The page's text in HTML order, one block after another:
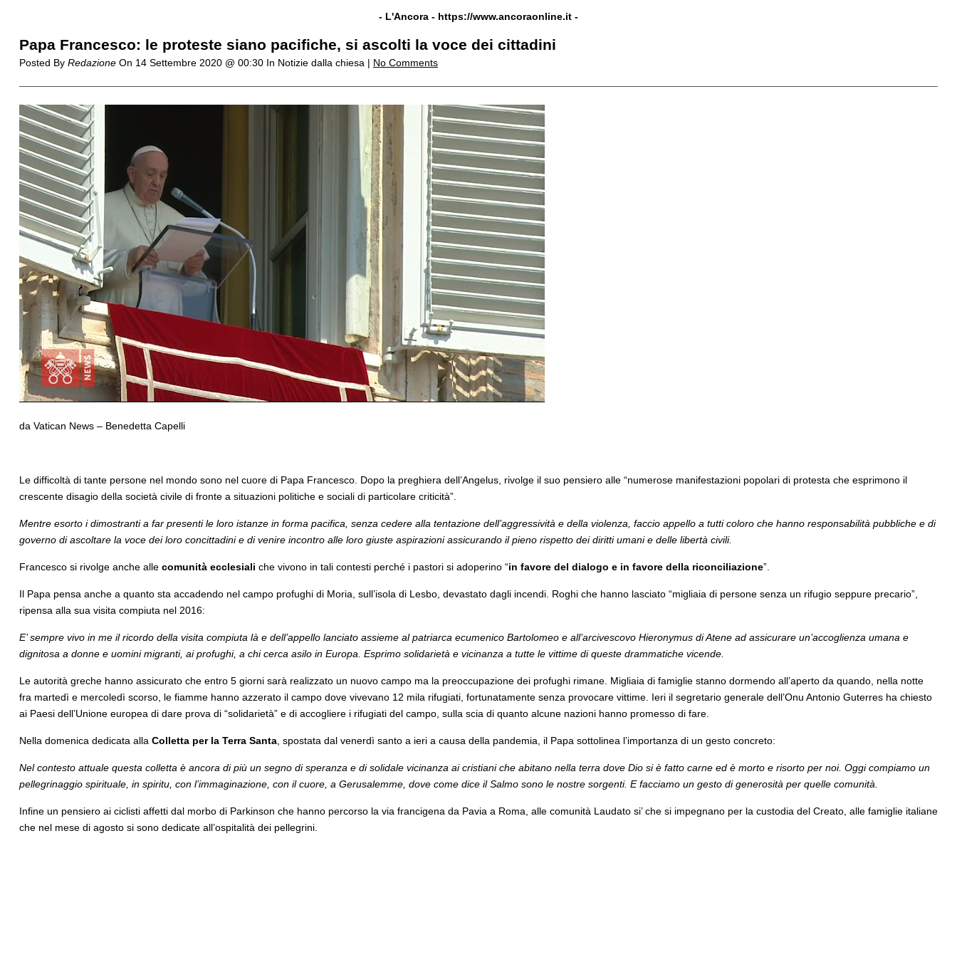
- L'Ancora - https://www.ancoraonline.it -
Papa Francesco: le proteste siano pacifiche, si ascolti la voce dei cittadini
Posted By RedazioneOn 14 Settembre 2020 @ 00:30 In Notizie dalla chiesa | No Comments
da Vatican News – Benedetta Capelli
Le difficoltà di tante persone nel mondo sono nel cuore di Papa Francesco. Dopo la preghiera dell’Angelus, rivolge il suo pensiero alle “numerose manifestazioni popolari di protesta che esprimono il
crescente disagio della società civile di fronte a situazioni politiche e sociali di particolare criticità”.
Mentre esorto i dimostranti a far presenti le loro istanze in forma pacifica, senza cedere alla tentazione dell’aggressività e della violenza, faccio appello a tutti coloro che hanno responsabilità pubbliche e di
governo di ascoltare la voce dei loro concittadini e di venire incontro alle loro giuste aspirazioni assicurando il pieno rispetto dei diritti umani e delle libertà civili.
Francesco si rivolge anche alle comunità ecclesiali che vivono in tali contesti perché i pastori si adoperino “in favore del dialogo e in favore della riconciliazione”.
Il Papa pensa anche a quanto sta accadendo nel campo profughi di Moria, sull’isola di Lesbo, devastato dagli incendi. Roghi che hanno lasciato “migliaia di persone senza un rifugio seppure precario”,
ripensa alla sua visita compiuta nel 2016:
E’ sempre vivo in me il ricordo della visita compiuta là e dell’appello lanciato assieme al patriarca ecumenico Bartolomeo e all’arcivescovo Hieronymus di Atene ad assicurare un’accoglienza umana e
dignitosa a donne e uomini migranti, ai profughi, a chi cerca asilo in Europa. Esprimo solidarietà e vicinanza a tutte le vittime di queste drammatiche vicende.
Le autorità greche hanno assicurato che entro 5 giorni sarà realizzato un nuovo campo ma la preoccupazione dei profughi rimane. Migliaia di famiglie stanno dormendo all’aperto da quando, nella notte
fra martedì e mercoledì scorso, le fiamme hanno azzerato il campo dove vivevano 12 mila rifugiati, fortunatamente senza provocare vittime. Ieri il segretario generale dell’Onu Antonio Guterres ha chiesto
ai Paesi dell’Unione europea di dare prova di “solidarietà” e di accogliere i rifugiati del campo, sulla scia di quanto alcune nazioni hanno promesso di fare.
Nella domenica dedicata alla Colletta per la Terra Santa, spostata dal venerdì santo a ieri a causa della pandemia, il Papa sottolinea l’importanza di un gesto concreto:
Nel contesto attuale questa colletta è ancora di più un segno di speranza e di solidale vicinanza ai cristiani che abitano nella terra dove Dio si è fatto carne ed è morto e risorto per noi. Oggi compiamo un
pellegrinaggio spirituale, in spiritu, con l’immaginazione, con il cuore, a Gerusalemme, dove come dice il Salmo sono le nostre sorgenti. E facciamo un gesto di generosità per quelle comunità.
Infine un pensiero ai ciclisti affetti dal morbo di Parkinson che hanno percorso la via francigena da Pavia a Roma, alle comunità Laudato si’ che si impegnano per la custodia del Creato, alle famiglie italiane
che nel mese di agosto si sono dedicate all’ospitalità dei pellegrini.